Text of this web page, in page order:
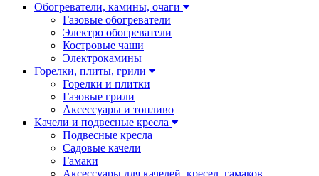
Обогреватели, камины, очаги
Газовые обогреватели
Электро обогреватели
Костровые чаши
Электрокамины
Горелки, плиты, грили
Горелки и плитки
Газовые грили
Аксессуары и топливо
Качели и подвесные кресла
Подвесные кресла
Садовые качели
Гамаки
Аксессуары для качелей, кресел, гамаков